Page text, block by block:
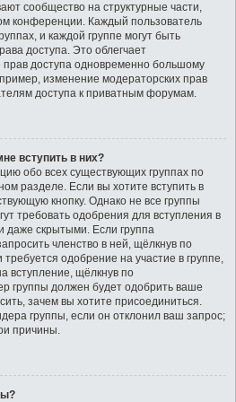
сообщество на структурные части,
конференции. Каждый пользователь
и каждой группе могут быть
доступа. Это облегчает
доступа одновременно большому
изменение модераторских прав
доступа к приватным форумам.
вступить в них?
обо всех существующих группах по
разделе. Если вы хотите вступить в
кнопку. Однако не все группы
требовать одобрения для вступления в
даже скрытыми. Если группа
членство в ней, щёлкнув по
одобрение на участие в группе,
вступление, щёлкнув по
группы должен будет одобрить ваше
зачем вы хотите присоединиться.
группы, если он отклонил ваш запрос;
причины.